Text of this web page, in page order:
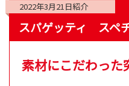
2022年3月21日紹介
スパゲッティ スペ
素材にこだわった